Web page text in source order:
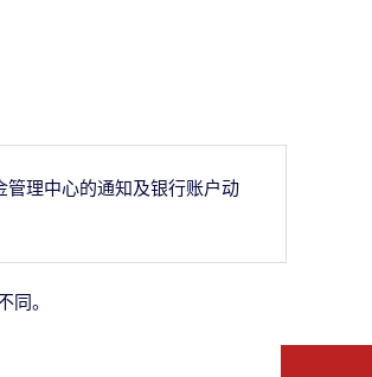
理中心的通知及银行账户动
同。